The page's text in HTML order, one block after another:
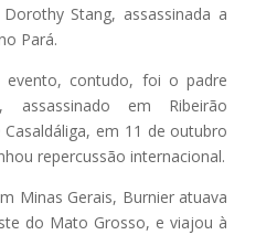
Stang, assassinada a
Pará.
evento, contudo, foi o padre
assassinado em Ribeirão
em 11 de outubro
repercussão internacional.
Minas Gerais, Burnier atuava
do Mato Grosso, e viajou à